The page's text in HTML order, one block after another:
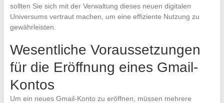
sollten Sie sich mit der Verwaltung dieses neuen digitalen
Universums vertraut machen, um eine effiziente Nutzung zu
gewährleisten.
Wesentliche Voraussetzungen
für die Eröffnung eines Gmail-
Kontos
Um ein neues Gmail-Konto zu eröffnen, müssen mehrere